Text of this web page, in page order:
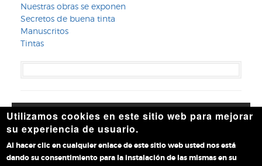
Nuestras obras se exponen
Secretos de buena tinta
Manuscritos
Tintas
Accesibilidad|Aviso legal |Política de privacidad |Política
de cookies|Contacto
Utilizamos cookies en este sitio web para mejorar
su experiencia de usuario.
Al hacer clic en cualquier enlace de este sitio web usted nos está
dando su consentimiento para la instalación de las mismas en su